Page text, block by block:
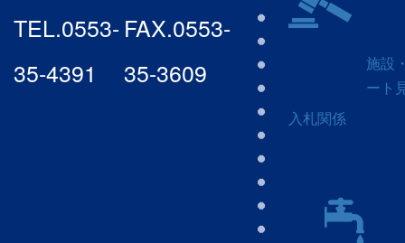
TEL.0553-
35-4391
FAX.0553-
35-3609
入札関係
施設
ート